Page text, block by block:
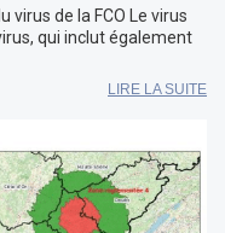
virus de la FCO Le virus
qui inclut également
LIRE LA SUITE